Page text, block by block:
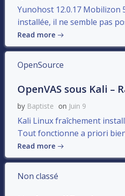
Yunohost 12.0.17 Mobilizon
installée, il ne semble pas
Read more
OpenSource
OpenVAS sous Kali –
by Baptiste on Juin 9
Kali Linux fraîchement
Tout fonctionne a priori
Read more
Non classé